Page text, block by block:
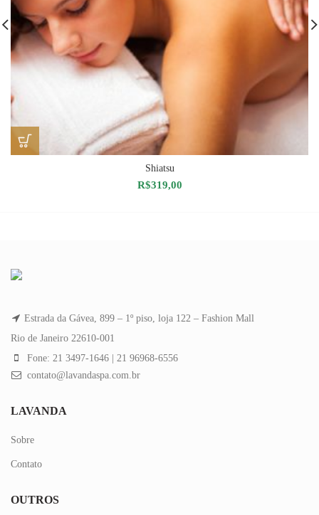
Shiatsu
R$319,00
Estrada da Gávea, 899 – 1º piso, loja 122 – Fashion Mall
Rio de Janeiro 22610-001
Fone: 21 3497-1646 | 21 96968-6556
contato@lavandaspa.com.br
LAVANDA
Sobre
Contato
OUTROS